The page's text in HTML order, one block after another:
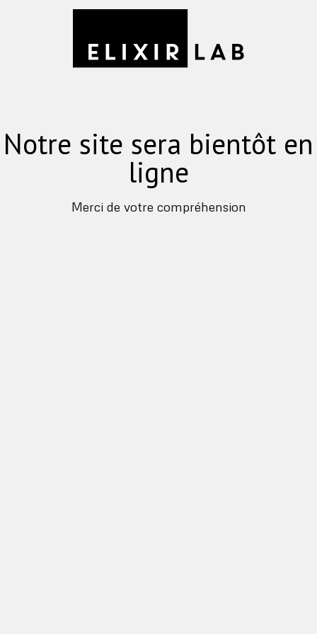
Notre site sera bientôt en
ligne
Merci de votre compréhension